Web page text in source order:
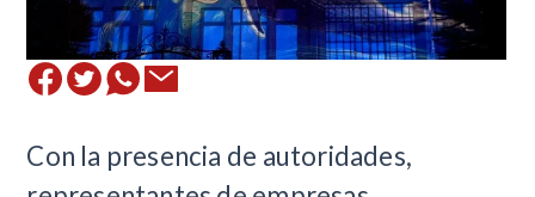
Con la presencia de autoridades,